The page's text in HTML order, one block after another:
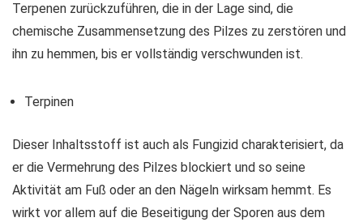
Terpenen zurückzuführen, die in der Lage sind, die
chemische Zusammensetzung des Pilzes zu zerstören und
ihn zu hemmen, bis er vollständig verschwunden ist.
Terpinen
Dieser Inhaltsstoff ist auch als Fungizid charakterisiert, da
er die Vermehrung des Pilzes blockiert und so seine
Aktivität am Fuß oder an den Nägeln wirksam hemmt. Es
wirkt vor allem auf die Beseitigung der Sporen aus dem